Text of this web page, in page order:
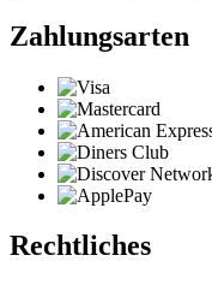
Zahlungsarten
Rechtliches